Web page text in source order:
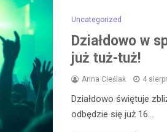
Uncategorized
Działdowo w
już tuż-tuż!
Anna Cieślak 4
Działdowo świętuje
odbędzie się już 16…